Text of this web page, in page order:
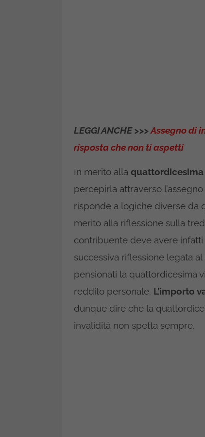
LEGGI ANCHE >>>Assegno di
risposta che non ti aspetti
In merito alla
percepirla attraverso
risponde a logiche diverse da
merito alla riflessione sulla
contribuente deve avere
successiva riflessione legata
pensionati la quattordicesima
reddito personale. L’importo
dunque dire che la
invalidità non spetta sempre.